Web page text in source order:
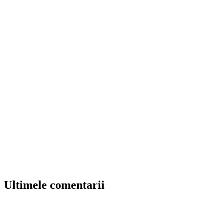
Ultimele comentarii